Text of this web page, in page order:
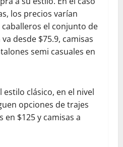
los precios varían
caballeros el conjunto de
desde $75.9, camisas
semi casuales en
estilo clásico, en el nivel
opciones de trajes
en $125 y camisas a